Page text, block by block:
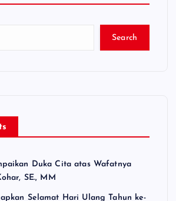
Search
Duka Cita atas Wafatnya
SE., MM
Selamat Hari Ulang Tahun ke-